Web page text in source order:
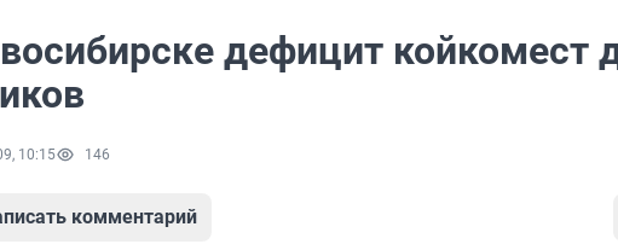
дефицит койкомест
10:15 146
комментарий